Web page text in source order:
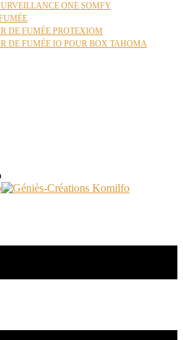
ONE SOMFY
DE FUMÉE PROTEXIOM
DE FUMÉE IO POUR BOX TAHOMA